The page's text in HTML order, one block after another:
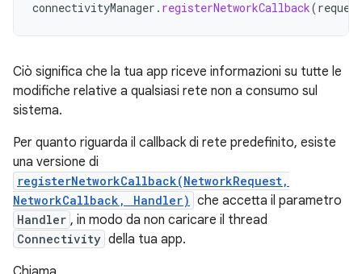
connectivityManager . registerNetworkCallback(request
Ciò significa che la tua app riceve informazioni su tutte le
modifiche relative a qualsiasi rete non a consumo sul
sistema.
Per quanto riguarda il callback di rete predefinito, esiste
una versione di
registerNetworkCallback(NetworkRequest,
NetworkCallback, Handler) che accetta il parametro
Handler , in modo da non caricare il thread
Connectivity della tua app.